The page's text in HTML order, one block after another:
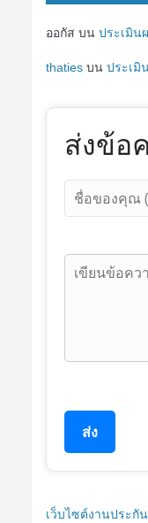
ออกัส บน ประเมิน
thatiesบน ประเมิ
ส่งข้อ
ส่ง
เว็บไซต์งานประกั